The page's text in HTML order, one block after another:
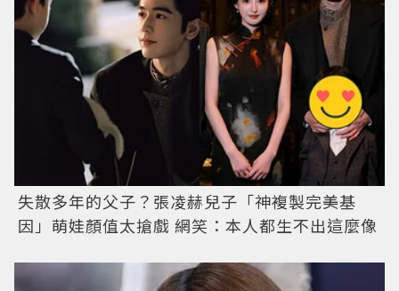
失散多年的父子？張凌赫兒子「神複製完美基
因」萌娃顏值太搶戲 網笑：本人都生不出這麼像